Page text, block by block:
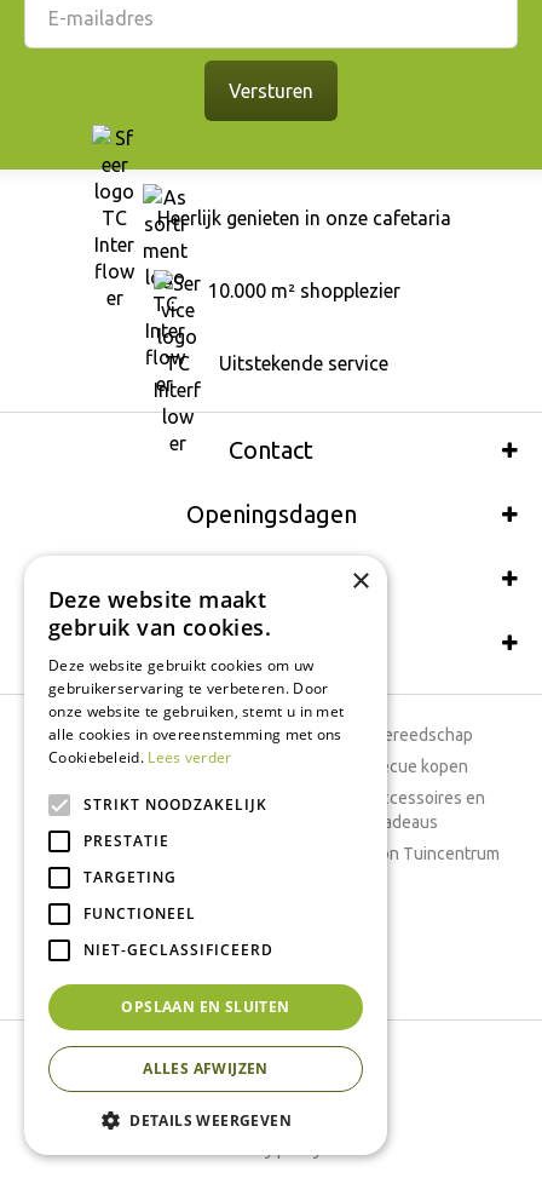
Heerlijk genieten in onze cafetaria
10.000 m² shopplezier
Uitstekende service
Contact
Openingsdagen
Wij accepteren ook:
Schrijf een recensie
Tuincentrum
Dierenwinkel
Tuinplanten
Tuingereedschap
Barbecue kopen
Woonaccessoires en
cadeaus
Cadeaubon Tuincentrum
Kamerplanten
Moestuin
Boeketten
Tuincentrum Interflower
Tuincentrum Overzicht
×
Deze website maakt
gebruik van cookies.
Deze website gebruikt cookies om uw
gebruikerservaring te verbeteren. Door
onze website te gebruiken, stemt u in met
alle cookies in overeenstemming met ons
Cookiebeleid. Lees verder
STRIKT NOODZAKELIJK
PRESTATIE
TARGETING
FUNCTIONEEL
NIET-GECLASSIFICEERD
OPSLAAN EN SLUITEN
ALLES AFWIJZEN
DETAILS WEERGEVEN